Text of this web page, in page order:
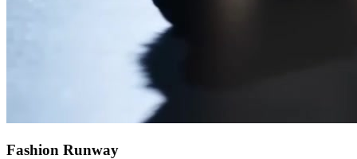
Fashion Runway